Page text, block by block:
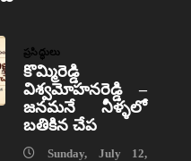
ప్రసిద్ధులు
కొమ్మిరెడ్డి
విశ్వమోహనరెడ్డి –
జనమనే నీళ్ళలో
బతికిన చేప
Sunday, July 12,